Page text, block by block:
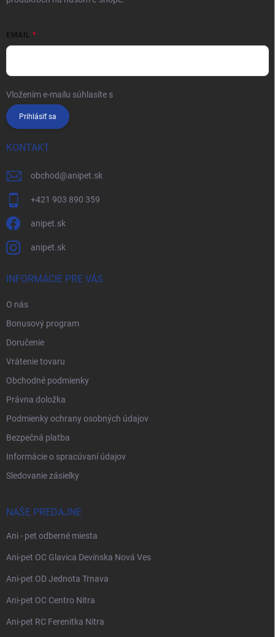
EMAIL
Vložením e-mailu súhlasíte s
Prihlásiť sa
KONTAKT
obchod@anipet.sk
+421 903 890 359
anipet.sk
anipet.sk
INFORMÁCIE PRE VÁS
O nás
Bonusový program
Doručenie
Vrátenie tovaru
Obchodné podmienky
Právna doložka
Podmienky ochrany osobných údajov
Bezpečná platba
Informácie o spracúvaní údajov
Sledovanie zásielky
NAŠE PREDAJNE
Ani - pet odberné miesta
Ani-pet OC Glavica Devínska Nová Ves
Ani-pet OD Jednota Trnava
Ani-pet OC Centro Nitra
Ani-pet RC Ferenitka Nitra